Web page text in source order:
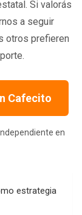
Si valorás
a seguir
otros prefieren
Cafecito
en
estrategia